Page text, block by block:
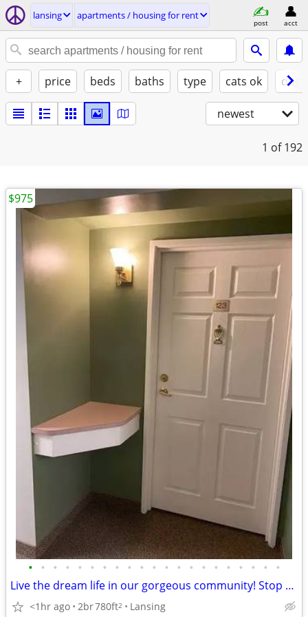
lansing apartments / housing for rent
post acct
+ price beds baths type cats ok
newest
1 of 192
• • • • • • • • • • • • • • • • • • • • •
Live the dream life in our gorgeous community! Stop by for a tour!
<1hr ago 2br780ft2 Lansing
$975